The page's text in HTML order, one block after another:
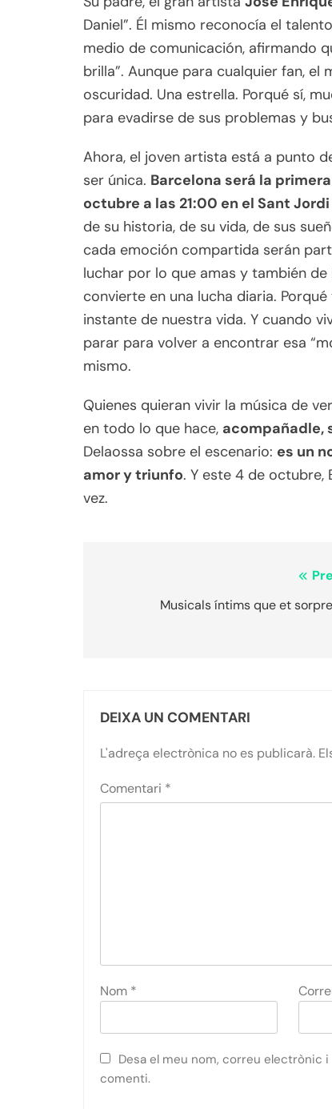
Daniel”. Él mismo reconocía el
medio de comunicación, afirmando
brilla”. Aunque para cualquier fan, el
oscuridad. Una estrella. Porqué sí,
para evadirse de sus problemas y
Ahora, el joven artista está a punto
ser única. Barcelona será la
octubre a las 21:00 en el Sant
de su historia, de su vida, de sus
cada emoción compartida serán
luchar por lo que amas y también
convierte en una lucha diaria.
instante de nuestra vida. Y cuando
parar para volver a encontrar esa
mismo.
Quienes quieran vivir la música de
en todo lo que hace, acompañadle,
Delaossa sobre el escenario: es un
amor y triunfo. Y este 4 de octubre,
vez.
d'entradesMusicals íntims que et
DEIXA UN COMENTARI
L'adreça electrònica no es publicarà.
Comentari *
Nom *
Desa el meu nom, correu electrònic
comenti.